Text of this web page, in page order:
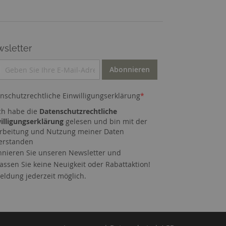
Abonnieren
Einwilligungserklärung*
habe die Datenschutzrechtliche
gelesen und bin mit der
und Nutzung meiner Daten
Sie unseren Newsletter und
Sie keine Neuigkeit oder Rabattaktion!
jederzeit möglich.